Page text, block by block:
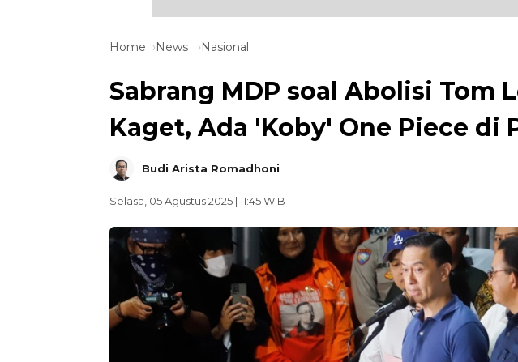
Home News Nasional
Sabrang MDP soal Abolisi Tom
Kaget, Ada 'Koby' One Piece di
Budi Arista Romadhoni
Selasa, 05 Agustus 2025 | 11:45 WIB